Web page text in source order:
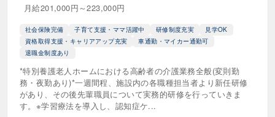
役職等
センター長・介護長 公務員
施設長・所長 管理者・候補
勤務・休日
月給201,000円～223,000円
社会保険完備 子育て支援・ママ活躍中 研修制度充実
見学OK
資格取得支援・キャリアアップ充実
車通勤・マイカー通勤可
退職金制度あり
*特別養護老人ホームにおける高齢者の介護業務全般(変則勤
務・夜勤あり)*一週間程、施設内の各職種担当者より新任研修
があり、その後先輩職員について実務的研修を行っていきま
す。※学習療法を導入し、認知症ケ...